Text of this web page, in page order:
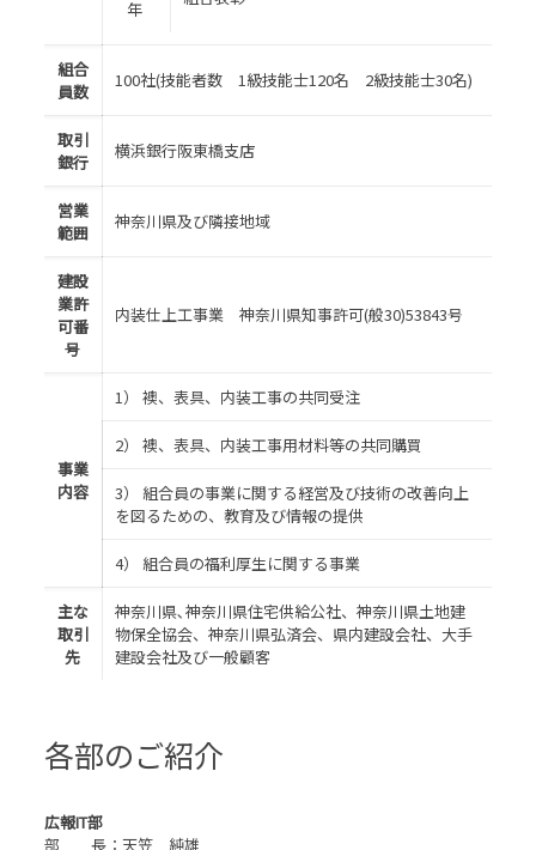
年
組合
員数
100社(技能者数 1級技能士120名 2級技能士30名)
取引
銀行
横浜銀行阪東橋支店
営業
範囲
神奈川県及び隣接地域
建設
業許
可番
号
内装仕上工事業 神奈川県知事許可(般30)53843号
事業
内容
1） 襖、表具、内装工事の共同受注
2） 襖、表具、内装工事用材料等の共同購買
3） 組合員の事業に関する経営及び技術の改善向上
を図るための、教育及び情報の提供
4） 組合員の福利厚生に関する事業
主な
取引
先
神奈川県､神奈川県住宅供給公社、神奈川県土地建
物保全協会、神奈川県弘済会、県内建設会社、大手
建設会社及び一般顧客
各部のご紹介
広報IT部
部 長：天笠 純雄